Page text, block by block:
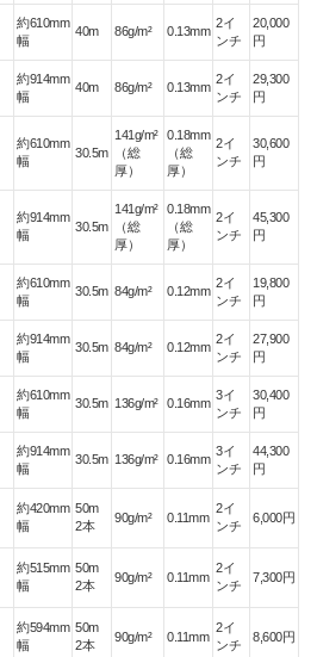
約610mm
幅
40m 86g/m² 0.13mm
2イ
ンチ
20,000
円
約914mm
幅
40m 86g/m² 0.13mm
2イ
ンチ
29,300
円
約610mm
幅
30.5m
141g/m²
（総
厚）
0.18mm
（総
厚）
2イ
ンチ
30,600
円
約914mm
幅
30.5m
141g/m²
（総
厚）
0.18mm
（総
厚）
2イ
ンチ
45,300
円
約610mm
幅
30.5m 84g/m² 0.12mm
2イ
ンチ
19,800
円
約914mm
幅
30.5m 84g/m² 0.12mm
2イ
ンチ
27,900
円
約610mm
幅
30.5m 136g/m² 0.16mm
3イ
ンチ
30,400
円
約914mm
幅
30.5m 136g/m² 0.16mm
3イ
ンチ
44,300
円
約420mm
幅
50m
2本
90g/m² 0.11mm
2イ
ンチ
6,000円
約515mm
幅
50m
2本
90g/m² 0.11mm
2イ
ンチ
7,300円
約594mm
幅
50m
2本
90g/m² 0.11mm
2イ
ンチ
8,600円